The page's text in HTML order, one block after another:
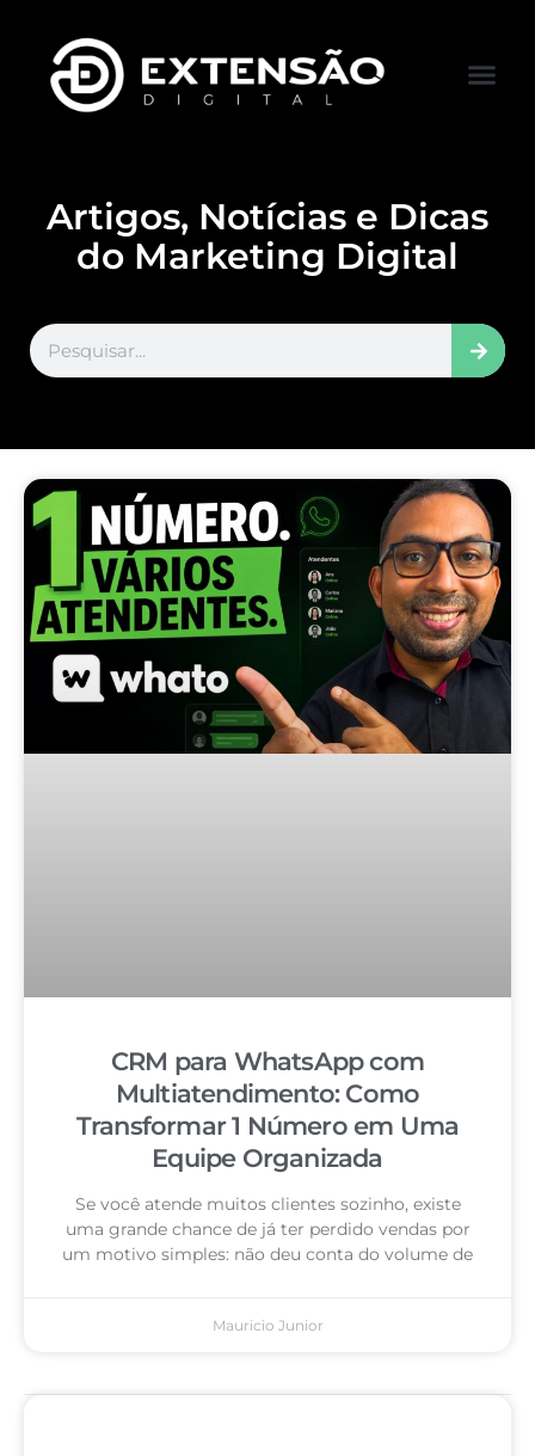
Artigos, Notícias e Dicas
do Marketing Digital
CRM para WhatsApp com
Multiatendimento: Como
Transformar 1 Número em Uma
Equipe Organizada
Se você atende muitos clientes sozinho, existe
uma grande chance de já ter perdido vendas por
um motivo simples: não deu conta do volume de
Mauricio Junior